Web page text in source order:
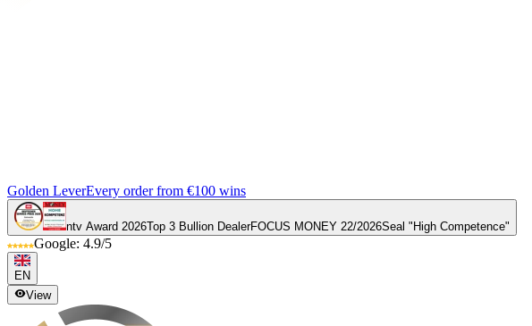
Golden LeverEvery order from €100 wins
ntv Award 2026Top 3 Bullion DealerFOCUS MONEY 22/2026Seal "High Competence"
Google: 4.9/5
EN
View